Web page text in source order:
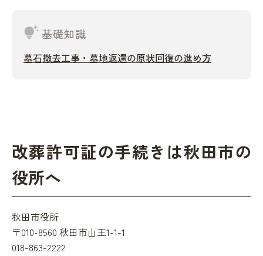
tips_and_updates基礎知識
墓石撤去工事・墓地返還の原状回復の進め方
改葬許可証の手続きは秋田市の
役所へ
秋田市役所
〒010-8560 秋田市山王1-1-1
018-863-2222